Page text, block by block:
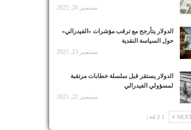
سبتمبر 26, 2025
الدولار يتأرجح مع ترقب مؤشرات «الفيدرالي»
حول السياسة النقدية
سبتمبر 23, 2025
الدولار يستقر قبل سلسلة خطابات مرتقبة
لمسؤولي الفيدرالي
سبتمبر 22, 2025
1 od 2 |